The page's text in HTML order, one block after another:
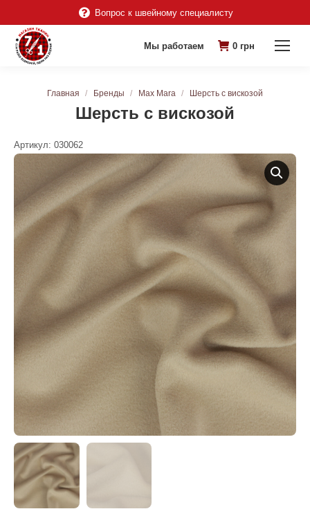
Вопрос к швейному специалисту
Мы работаем 0 грн
Шерсть с вискозой
Вы здесь:
Главная Бренды Max Mara Шерсть с вискозой
Артикул: 030062